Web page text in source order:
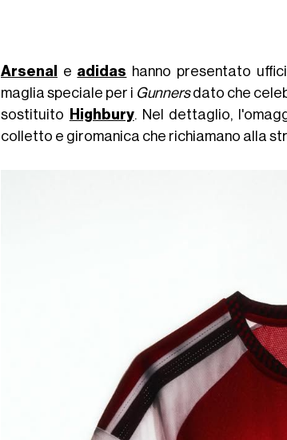
Arsenal e adidas hanno presentato
maglia speciale per i Gunnersdato che
sostituito
Highbury. Nel dettaglio,
colletto e giromanica che richiamano alla